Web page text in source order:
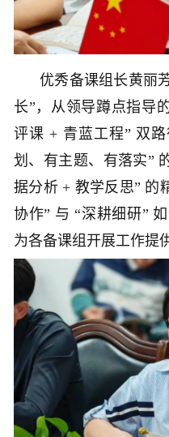
优秀备课组长黄丽
长”，从领导蹲点指导
评课 + 青蓝工程” 双
划、有主题、有落实”
据分析 + 教学反思” 的
协作” 与 “深耕细研”
为各备课组开展工作提